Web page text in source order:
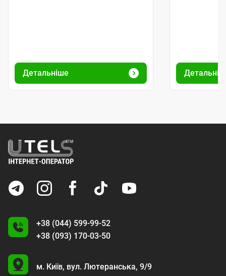
Детальніше
+38 (044) 599-99-52
+38 (093) 170-03-50
U
м. Київ, вул. Лютеранська, 9/9